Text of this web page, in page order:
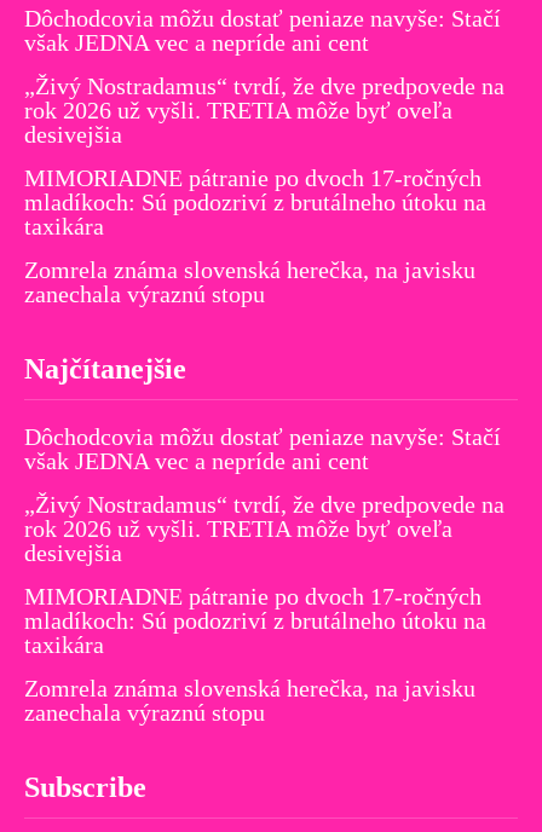
Dôchodcovia môžu dostať peniaze navyše: Stačí
však JEDNA vec a nepríde ani cent
„Živý Nostradamus“ tvrdí, že dve predpovede na
rok 2026 už vyšli. TRETIA môže byť oveľa
desivejšia
MIMORIADNE pátranie po dvoch 17-ročných
mladíkoch: Sú podozriví z brutálneho útoku na
taxikára
Zomrela známa slovenská herečka, na javisku
zanechala výraznú stopu
Najčítanejšie
Dôchodcovia môžu dostať peniaze navyše: Stačí
však JEDNA vec a nepríde ani cent
„Živý Nostradamus“ tvrdí, že dve predpovede na
rok 2026 už vyšli. TRETIA môže byť oveľa
desivejšia
MIMORIADNE pátranie po dvoch 17-ročných
mladíkoch: Sú podozriví z brutálneho útoku na
taxikára
Zomrela známa slovenská herečka, na javisku
zanechala výraznú stopu
Subscribe